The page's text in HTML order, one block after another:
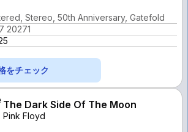
Stereo, 50th Anniversary, Gatefold
20271
をチェック
The Dark Side Of The Moon
Pink Floyd